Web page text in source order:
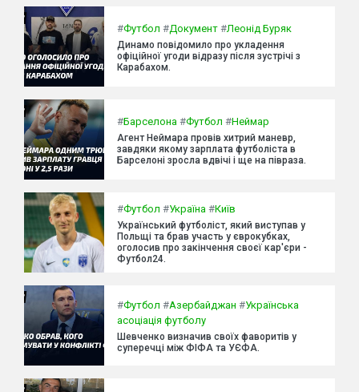
#Футбол #Документ #Леонід Буряк
Динамо повідомило про укладення
офіційної угоди відразу після зустрічі з
Карабахом.
#Барселона #Футбол #Неймар
Агент Неймара провів хитрий маневр,
завдяки якому зарплата футболіста в
Барселоні зросла вдвічі і ще на півраза.
#Футбол #Україна #Київ
Український футболіст, який виступав у
Польщі та брав участь у єврокубках,
оголосив про закінчення своєї кар'єри -
Футбол24.
#Футбол #Азербайджан #Українська
асоціація футболу
Шевченко визначив своїх фаворитів у
суперечці між ФІФА та УЄФА.